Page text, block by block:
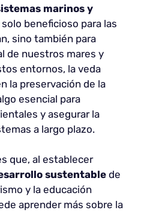
marinos y
beneficioso para las
sino también para
de nuestros mares y
entornos, la veda
la preservación de la
esencial para
y asegurar la
a largo plazo.
que, al establecer
sustentable de
y la educación
aprender más sobre la